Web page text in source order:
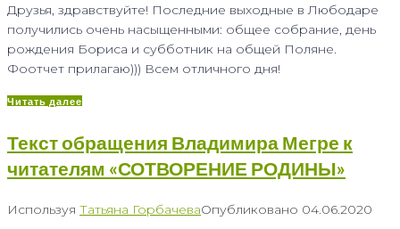
Друзья, здравствуйте! Последние выходные в Любодаре
получились очень насыщенными: общее собрание, день
рождения Бориса и субботник на общей Поляне.
Фоотчет прилагаю))) Всем отличного дня!
Читать далее
Текст обращения Владимира Мегре к
читателям «СОТВОРЕНИЕ РОДИНЫ»
Используя Татьяна ГорбачеваОпубликовано 04.06.2020